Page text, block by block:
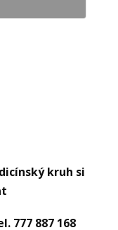
kruh si
777 887 168